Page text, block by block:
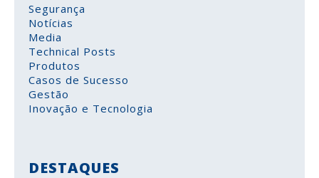
Segurança
Notícias
Media
Technical Posts
Produtos
Casos de Sucesso
Gestão
Inovação e Tecnologia
DESTAQUES